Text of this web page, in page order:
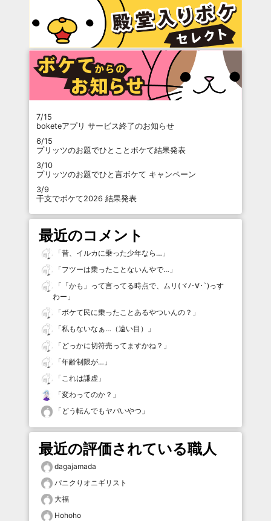
7/15
boketeアプリ サービス終了のお知らせ
6/15
プリッツのお題でひとことボケて結果発表
3/10
プリッツのお題でひと言ボケて キャンペーン
3/9
干支でボケて2026 結果発表
最近のコメント
「昔、イルカに乗った少年なら… 」
「フツーは乗ったことないんやで… 」
「 「かも」って言ってる時点で、ムリ(ヾﾉ･∀･`)っす
わー 」
「ボケて民に乗ったことあるやついんの？ 」
「私もないなぁ…（遠い目）
」
「 どっかに切符売ってますかね？ 」
「年齢制限が… 」
「これは謙虚 」
「変わってのか？ 」
「 どう転んでもヤバいやつ 」
最近の評価されている職人
dagajamada
パニクりオニギリスト
大福
Hohoho